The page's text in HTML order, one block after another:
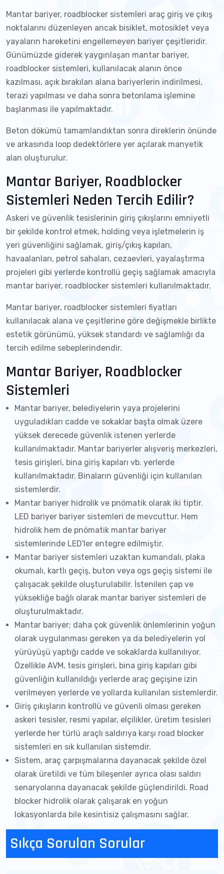
Mantar bariyer, roadblocker sistemleri araç giriş ve çıkış
noktalarını düzenleyen ancak bisiklet, motosiklet veya
yayaların hareketini engellemeyen bariyer çeşitleridir.
Günümüzde giderek yaygınlaşan mantar bariyer,
roadblocker sistemleri, kullanılacak alanın önce
kazılması, açık bırakılan alana bariyerlerin indirilmesi,
terazi yapılması ve daha sonra betonlama işlemine
başlanması ile yapılmaktadır.
Beton dökümü tamamlandıktan sonra direklerin önünde
ve arkasında loop dedektörlere yer açılarak manyetik
alan oluşturulur.
Mantar Bariyer, Roadblocker
Sistemleri Neden Tercih Edilir?
Askeri ve güvenlik tesislerinin giriş çıkışlarını emniyetli
bir şekilde kontrol etmek, holding veya işletmelerin iş
yeri güvenliğini sağlamak, giriş/çıkış kapıları,
havaalanları, petrol sahaları, cezaevleri, yayalaştırma
projeleri gibi yerlerde kontrollü geçiş sağlamak amacıyla
mantar bariyer, roadblocker sistemleri kullanılmaktadır.
Mantar bariyer, roadblocker sistemleri fiyatları
kullanılacak alana ve çeşitlerine göre değişmekle birlikte
estetik görünümü, yüksek standardı ve sağlamlığı da
tercih edilme sebeplerindendir.
Mantar Bariyer, Roadblocker
Sistemleri
Mantar bariyer, belediyelerin yaya projelerini
uyguladıkları cadde ve sokaklar başta olmak üzere
yüksek derecede güvenlik istenen yerlerde
kullanılmaktadır. Mantar bariyerler alışveriş merkezleri,
tesis girişleri, bina giriş kapıları vb. yerlerde
kullanılmaktadır. Binaların güvenliği için kullanılan
sistemlerdir.
Mantar bariyer hidrolik ve pnömatik olarak iki tiptir.
LED bariyer bariyer sistemleri de mevcuttur. Hem
hidrolik hem de pnömatik mantar bariyer
sistemlerinde LED'ler entegre edilmiştir.
Mantar bariyer sistemleri uzaktan kumandalı, plaka
okumalı, kartlı geçiş, buton veya ogs geçiş sistemi ile
çalışacak şekilde oluşturulabilir. İstenilen çap ve
yüksekliğe bağlı olarak mantar bariyer sistemleri de
oluşturulmaktadır.
Mantar bariyer; daha çok güvenlik önlemlerinin yoğun
olarak uygulanması gereken ya da belediyelerin yol
yürüyüşü yaptığı cadde ve sokaklarda kullanılıyor.
Özellikle AVM, tesis girişleri, bina giriş kapıları gibi
güvenliğin kullanıldığı yerlerde araç geçişine izin
verilmeyen yerlerde ve yollarda kullanılan sistemlerdir.
Giriş çıkışların kontrollü ve güvenli olması gereken
askeri tesisler, resmi yapılar, elçilikler, üretim tesisleri
yerlerde her türlü araçlı saldırıya karşı road blocker
sistemleri en sık kullanılan sistemdir.
Sistem, araç çarpışmalarına dayanacak şekilde özel
olarak üretildi ve tüm bileşenler ayrıca olası saldırı
senaryolarına dayanacak şekilde güçlendirildi. Road
blocker hidrolik olarak çalışarak en yoğun
lokasyonlarda bile kesintisiz çalışmasını sağlar.
Sıkça Sorulan Sorular